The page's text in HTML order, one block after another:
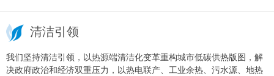
清洁引领
我们坚持清洁引领，以热源端清洁化变革重构城市低碳供热版图，解
决政府政治和经济双重压力，以热电联产、工业余热、污水源、地热